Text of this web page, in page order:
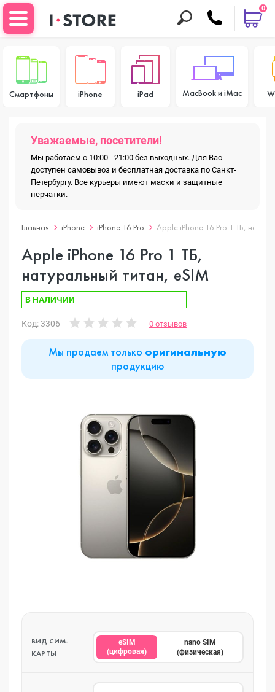
0
Смартфоны iPhone iPad MacBook и iMac
Уважаемые, посетители!
Мы работаем с 10:00 - 21:00 без выходных. Для Вас
доступен самовывоз и бесплатная доставка по Санкт-
Петербургу. Все курьеры имеют маски и защитные
перчатки.
Главная iPhone iPhone 16 Pro Apple iPhone 16 Pro 1 ТБ,
Apple iPhone 16 Pro 1 ТБ,
натуральный титан, eSIM
В НАЛИЧИИ
Код: 3306 0 отзывов
Мы продаем только оригинальную
продукцию
ВИД СИМ-
КАРТЫ
eSIM
(цифровая)
nano SIM
(физическая)